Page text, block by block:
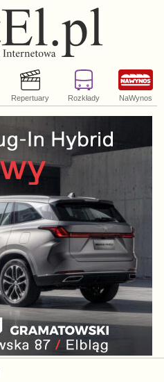
Repertuary Rozkłady NaWynos